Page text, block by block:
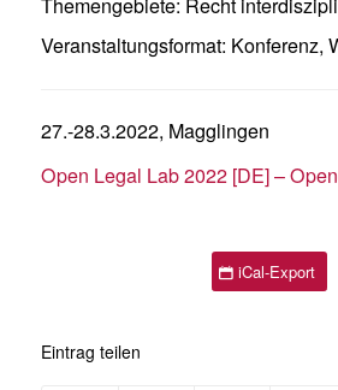
Veranstaltungsformat: Konferenz,
27.-28.3.2022, Magglingen
Open Legal Lab 2022 [DE] –
iCal-Export
Eintrag teilen